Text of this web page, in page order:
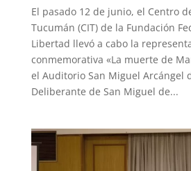
El pasado 12 de junio, el Centro
Tucumán (CIT) de la Fundación
Libertad llevó a cabo la
conmemorativa «La muerte de
el Auditorio San Miguel Arcángel
Deliberante de San Miguel de...